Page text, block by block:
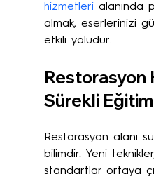
hizmetleri alanında
almak, eserlerinizi
etkili yoludur.
Restorasyon
Sürekli
Restorasyon alanı
bilimdir. Yeni
standartlar ortaya